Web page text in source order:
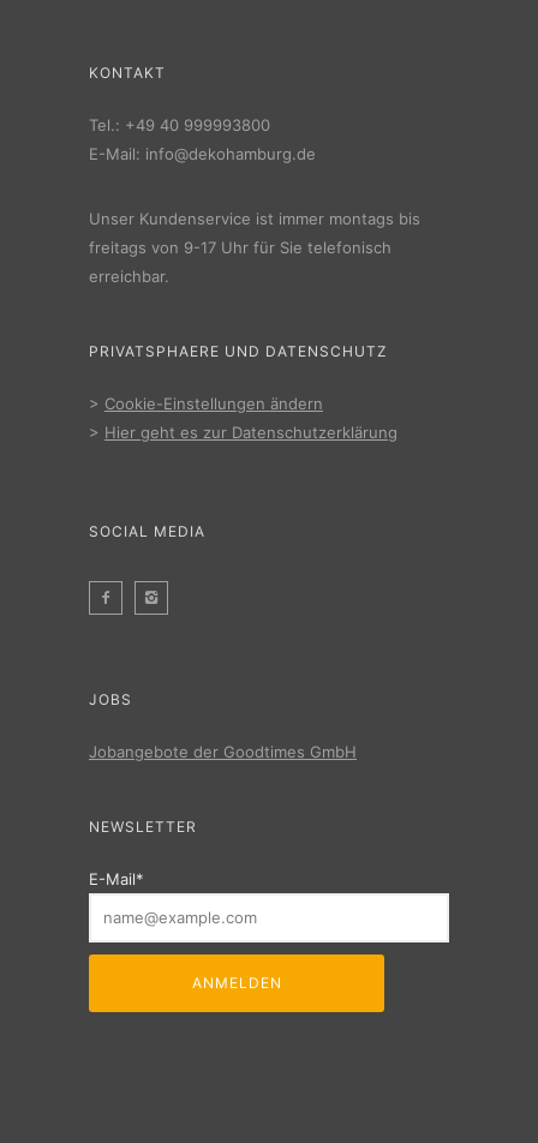
KONTAKT
Tel.: +49 40 999993800
E-Mail: info@dekohamburg.de
Unser Kundenservice ist immer montags bis
freitags von 9-17 Uhr für Sie telefonisch
erreichbar.
PRIVATSPHAERE UND DATENSCHUTZ
> Cookie-Einstellungen ändern
> Hier geht es zur Datenschutzerklärung
SOCIAL MEDIA
JOBS
Jobangebote der Goodtimes GmbH
NEWSLETTER
E-Mail*
ANMELDEN